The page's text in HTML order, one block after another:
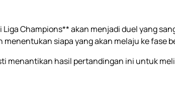
Liga Champions** akan menjadi duel yang
siapa yang akan melaju ke fase
menantikan hasil pertandingan ini untuk